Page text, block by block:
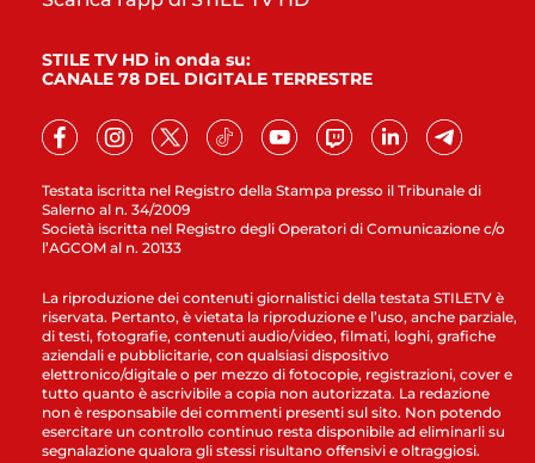
Testata iscritta nel Registro della Stampa presso il Tribunale di
Salerno al n. 34/2009
Società iscritta nel Registro degli Operatori di Comunicazione c/o
l’AGCOM al n. 20133
STILE TV HD in onda su:
CANALE 78 DEL DIGITALE TERRESTRE
La riproduzione dei contenuti giornalistici della testata STILETV è
riservata. Pertanto, è vietata la riproduzione e l’uso, anche parziale,
di testi, fotografie, contenuti audio/video, filmati, loghi, grafiche
aziendali e pubblicitarie, con qualsiasi dispositivo
elettronico/digitale o per mezzo di fotocopie, registrazioni, cover e
tutto quanto è ascrivibile a copia non autorizzata. La redazione
non è responsabile dei commenti presenti sul sito. Non potendo
esercitare un controllo continuo resta disponibile ad eliminarli su
segnalazione qualora gli stessi risultano offensivi e oltraggiosi.